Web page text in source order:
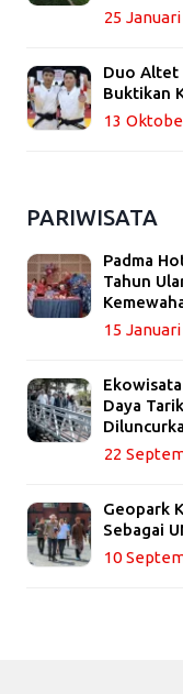
25
Duo Altet
Buktikan
13
PARIWISATA
Padma
Tahun
15
Daya
22
Geopark
Sebagai
10